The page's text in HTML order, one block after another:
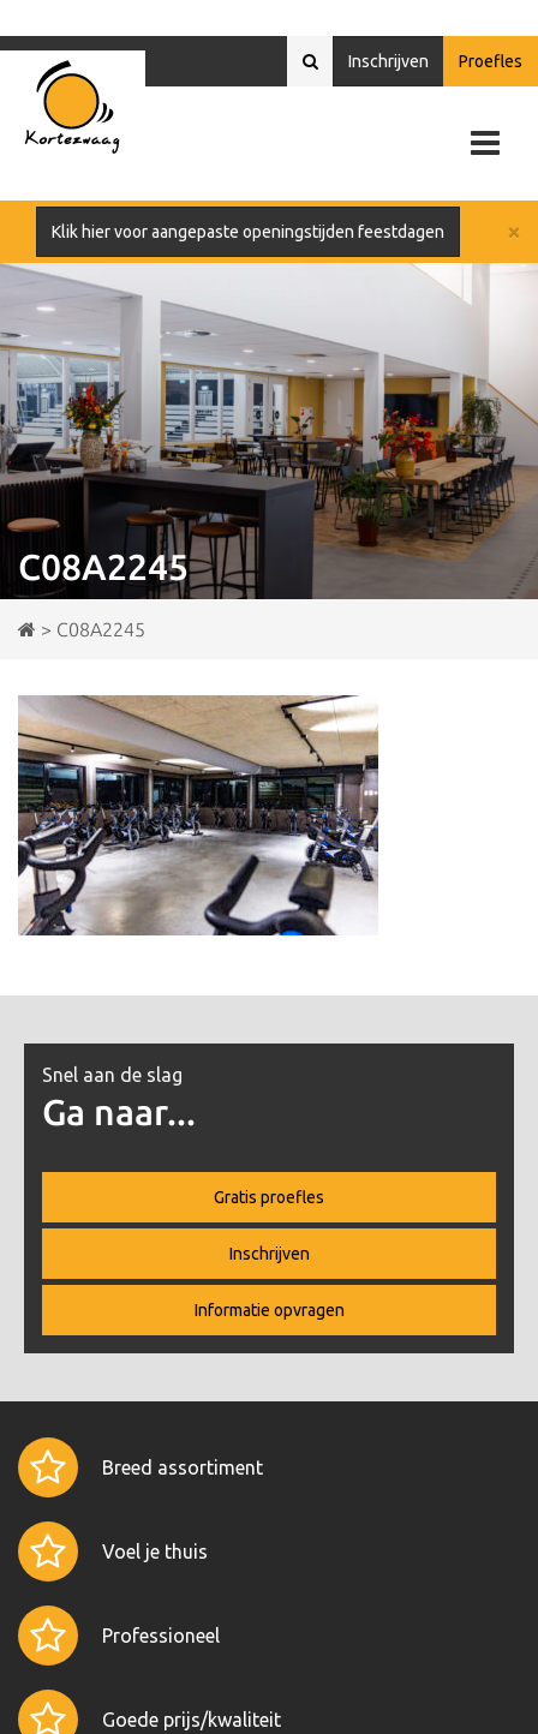
Inschrijven Proefles
×
Klik hier voor aangepaste openingstijden feestdagen
C08A2245
> C08A2245
Snel aan de slag
Ga naar...
Gratis proefles
Inschrijven
Informatie opvragen
Breed assortiment
Voel je thuis
Professioneel
Goede prijs/kwaliteit